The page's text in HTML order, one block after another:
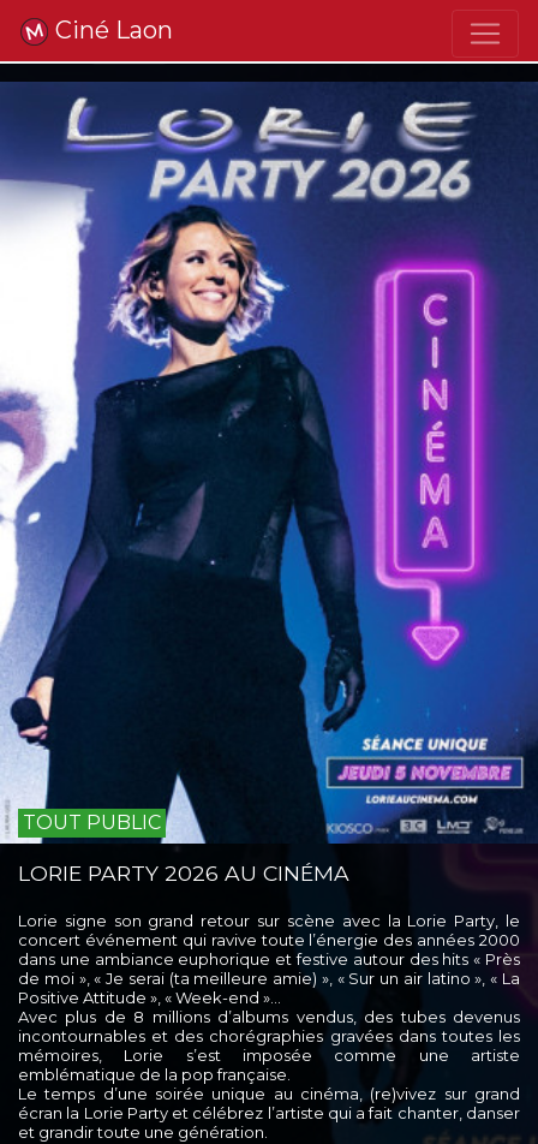
Ciné Laon
TOUT PUBLIC
LORIE PARTY 2026 AU CINÉMA
Lorie signe son grand retour sur scène avec la Lorie Party, le
concert événement qui ravive toute l’énergie des années 2000
dans une ambiance euphorique et festive autour des hits « Près
de moi », « Je serai (ta meilleure amie) », « Sur un air latino », « La
Positive Attitude », « Week-end »…
Avec plus de 8 millions d’albums vendus, des tubes devenus
incontournables et des chorégraphies gravées dans toutes les
mémoires, Lorie s’est imposée comme une artiste
emblématique de la pop française.
Le temps d’une soirée unique au cinéma, (re)vivez sur grand
écran la Lorie Party et célébrez l’artiste qui a fait chanter, danser
et grandir toute une génération.